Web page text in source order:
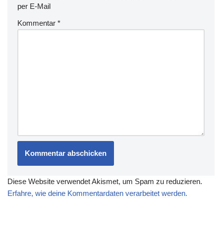
per E-Mail
Kommentar *
Diese Website verwendet Akismet, um Spam zu reduzieren.
Erfahre, wie deine Kommentardaten verarbeitet werden.